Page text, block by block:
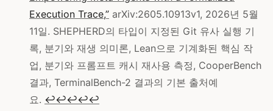
Execution Trace,” arXiv:2605.10913v1, 2026년 5월
11일. SHEPHERD의 타입이 지정된 Git 유사 실행 기
록, 분기와 재생 의미론, Lean으로 기계화된 핵심 작
업, 분기와 프롬프트 캐시 재사용 측정, CooperBench
결과, TerminalBench-2 결과의 기본 출처예
요. ↩↩↩↩↩